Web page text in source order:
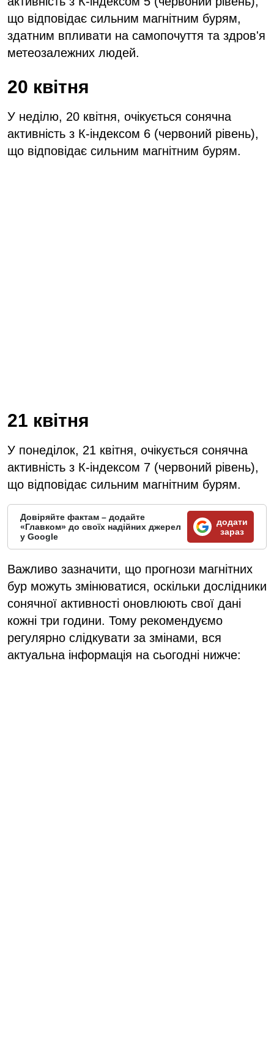
що відповідає сильним магнітним бурям,
здатним впливати на самопочуття та здров'я
метеозалежних людей.
20 квітня
У неділю, 20 квітня, очікується сонячна
активність з К-індексом 6 (червоний рівень),
що відповідає сильним магнітним бурям.
21 квітня
У понеділок, 21 квітня, очікується сонячна
активність з К-індексом 7 (червоний рівень),
що відповідає сильним магнітним бурям.
Довіряйте фактам – додайте
«Главком» до своїх надійних джерел
у Google
додати
зараз
Важливо зазначити, що прогнози магнітних
бур можуть змінюватися, оскільки дослідники
сонячної активності оновлюють свої дані
кожні три години. Тому рекомендуємо
регулярно слідкувати за змінами, вся
актуальна інформація на сьогодні нижче: